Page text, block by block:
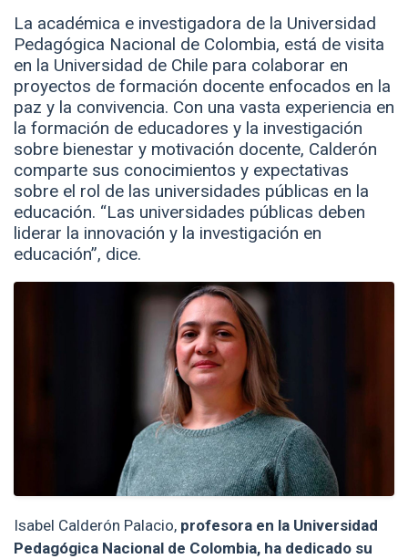
Inscripciones
Certificados digitales
Aulas virtuales
La académica e investigadora de la Universidad
Pedagógica Nacional de Colombia, está de visita
en la Universidad de Chile para colaborar en
proyectos de formación docente enfocados en la
paz y la convivencia. Con una vasta experiencia en
la formación de educadores y la investigación
sobre bienestar y motivación docente, Calderón
comparte sus conocimientos y expectativas
sobre el rol de las universidades públicas en la
educación. “Las universidades públicas deben
liderar la innovación y la investigación en
educación”, dice.
Isabel Calderón Palacio, profesora en la Universidad
Pedagógica Nacional de Colombia, ha dedicado su